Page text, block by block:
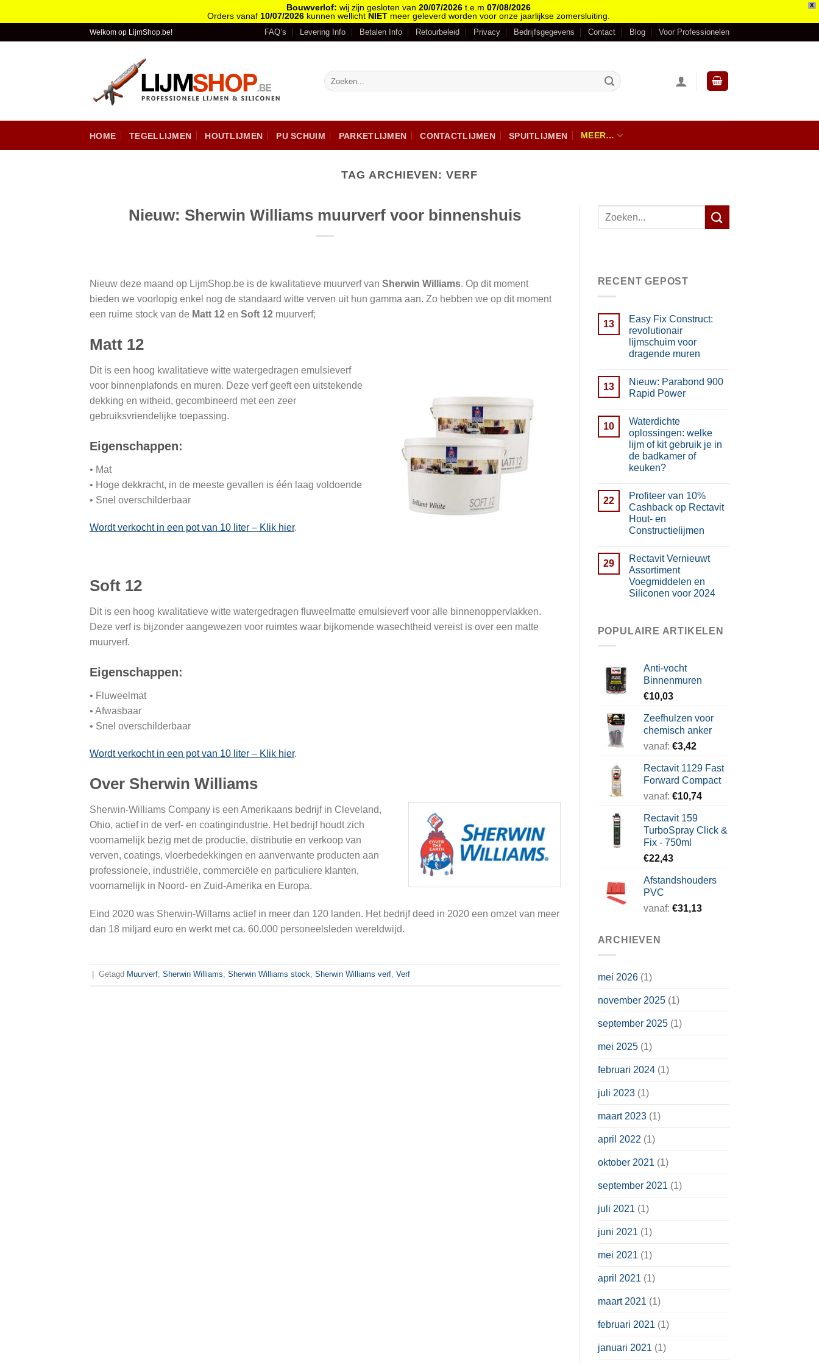
X
Bouwverlof: wij zijn gesloten van 20/07/2026t.e.m 07/08/2026
Orders vanaf 10/07/2026kunnen wellicht NIETmeer geleverd worden voor onze jaarlijkse zomersluiting.
Welkom op LijmShop.be! FAQ’s Levering Info Betalen Info Retourbeleid Privacy Bedrijfsgegevens Contact Blog Voor Professionelen
HOME TEGELLIJMEN HOUTLIJMEN PU SCHUIM PARKETLIJMEN CONTACTLIJMEN SPUITLIJMEN MEER…
TAG ARCHIEVEN:VERF
Nieuw: Sherwin Williams muurverf voor binnenshuis
Nieuw deze maand op LijmShop.be is de kwalitatieve muurverf van Sherwin Williams. Op dit moment
bieden we voorlopig enkel nog de standaard witte verven uit hun gamma aan. Zo hebben we op dit moment
een ruime stock van de Matt 12 en Soft 12 muurverf;
Matt 12
Dit is een hoog kwalitatieve witte watergedragen emulsieverf
voor binnenplafonds en muren. Deze verf geeft een uitstekende
dekking en witheid, gecombineerd met een zeer
gebruiksvriendelijke toepassing.
Eigenschappen:
• Mat
• Hoge dekkracht, in de meeste gevallen is één laag voldoende
• Snel overschilderbaar
Wordt verkocht in een pot van 10 liter – Klik hier.
Soft 12
Dit is een hoog kwalitatieve witte watergedragen fluweelmatte emulsieverf voor alle binnenoppervlakken.
Deze verf is bijzonder aangewezen voor ruimtes waar bijkomende wasechtheid vereist is over een matte
muurverf.
Eigenschappen:
• Fluweelmat
• Afwasbaar
• Snel overschilderbaar
Wordt verkocht in een pot van 10 liter – Klik hier.
Over Sherwin Williams
Sherwin-Williams Company is een Amerikaans bedrijf in Cleveland,
Ohio, actief in de verf- en coatingindustrie. Het bedrijf houdt zich
voornamelijk bezig met de productie, distributie en verkoop van
verven, coatings, vloerbedekkingen en aanverwante producten aan
professionele, industriële, commerciële en particuliere klanten,
voornamelijk in Noord- en Zuid-Amerika en Europa.
Eind 2020 was Sherwin-Willams actief in meer dan 120 landen. Het bedrijf deed in 2020 een omzet van meer
dan 18 miljard euro en werkt met ca. 60.000 personeelsleden wereldwijd.
Getagd Muurverf Sherwin Williams Sherwin Williams stock Sherwin Williams verf Verf
RECENT GEPOST
13
Easy Fix Construct:
revolutionair
lijmschuim voor
dragende muren
13
Nieuw: Parabond 900
Rapid Power
10
Waterdichte
oplossingen: welke
lijm of kit gebruik je in
de badkamer of
keuken?
22
Profiteer van 10%
Cashback op Rectavit
Hout- en
Constructielijmen
29
Rectavit Vernieuwt
Assortiment
Voegmiddelen en
Siliconen voor 2024
POPULAIRE ARTIKELEN
Anti-vocht
Binnenmuren
€10,03
Zeefhulzen voor
chemisch anker
vanaf: €3,42
Rectavit 1129 Fast
Forward Compact
vanaf: €10,74
Rectavit 159
TurboSpray Click &
Fix - 750ml
€22,43
Afstandshouders
PVC
vanaf: €31,13
ARCHIEVEN
mei 2026(1)
november 2025(1)
september 2025(1)
mei 2025(1)
februari 2024(1)
juli 2023(1)
maart 2023(1)
april 2022 (1)
oktober 2021 (1)
september 2021 (1)
juli 2021 (1)
juni 2021 (1)
mei 2021 (1)
april 2021 (1)
maart 2021 (1)
februari 2021 (1)
januari 2021 (1)